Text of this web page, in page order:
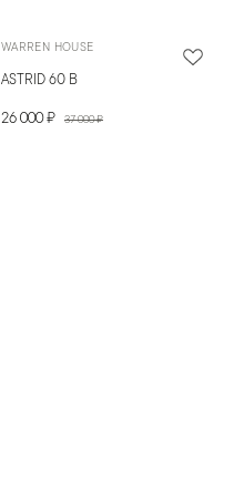
WARREN HOUSE
ASTRID 60 В
26 000 ₽ 37 000 ₽